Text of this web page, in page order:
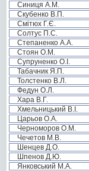
Синиця А.М.
Скубенко В.П.
Смітюх Г.Є.
Солтус П.С.
Степаненко А.А.
Стоян О.М.
Супруненко О.І.
Табачник Я.П.
Толстенко В.Л.
Федун О.Л.
Хара В.Г.
Хмельницький В.І.
Царьов О.А.
Черноморов О.М.
Чечетов М.В.
Шенцев Д.О.
Шпенов Д.Ю.
Янковський М.А.